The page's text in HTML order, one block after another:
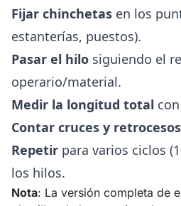
Fijar chinchetas en los
estanterías, puestos).
Pasar el hilo siguiendo el
operario/material.
Medir la longitud total
Contar cruces y retrocesos
Repetir para varios ciclos
los hilos.
Nota: La versión completa de